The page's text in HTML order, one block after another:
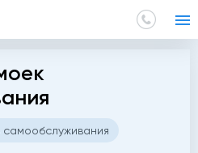
для моек самообслуживания